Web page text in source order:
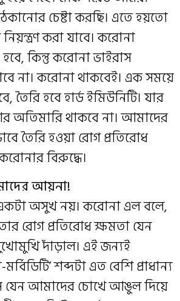
চেষ্টা করছি। এতে হয়তো
করা যাবে। করোনা
কিন্তু করোনা ভাইরাস
না। করোনা থাকবেই। এক সময়ে
তৈরি হবে হার্ড ইমিউনিটি। যার
থাকবে না। আমাদের
তৈরি হওয়া রোগ প্রতিরোধ
বিরুদ্ধে।
আয়না!
অসুখ নয়। করোনা এল বলে,
রোগ প্রতিরোধ ক্ষমতা যেন
দাঁড়াল। এই জন্যই
শব্দটা এত বেশি প্রাধান্য
যেন আমাদের চোখে আঙুল দিয়ে